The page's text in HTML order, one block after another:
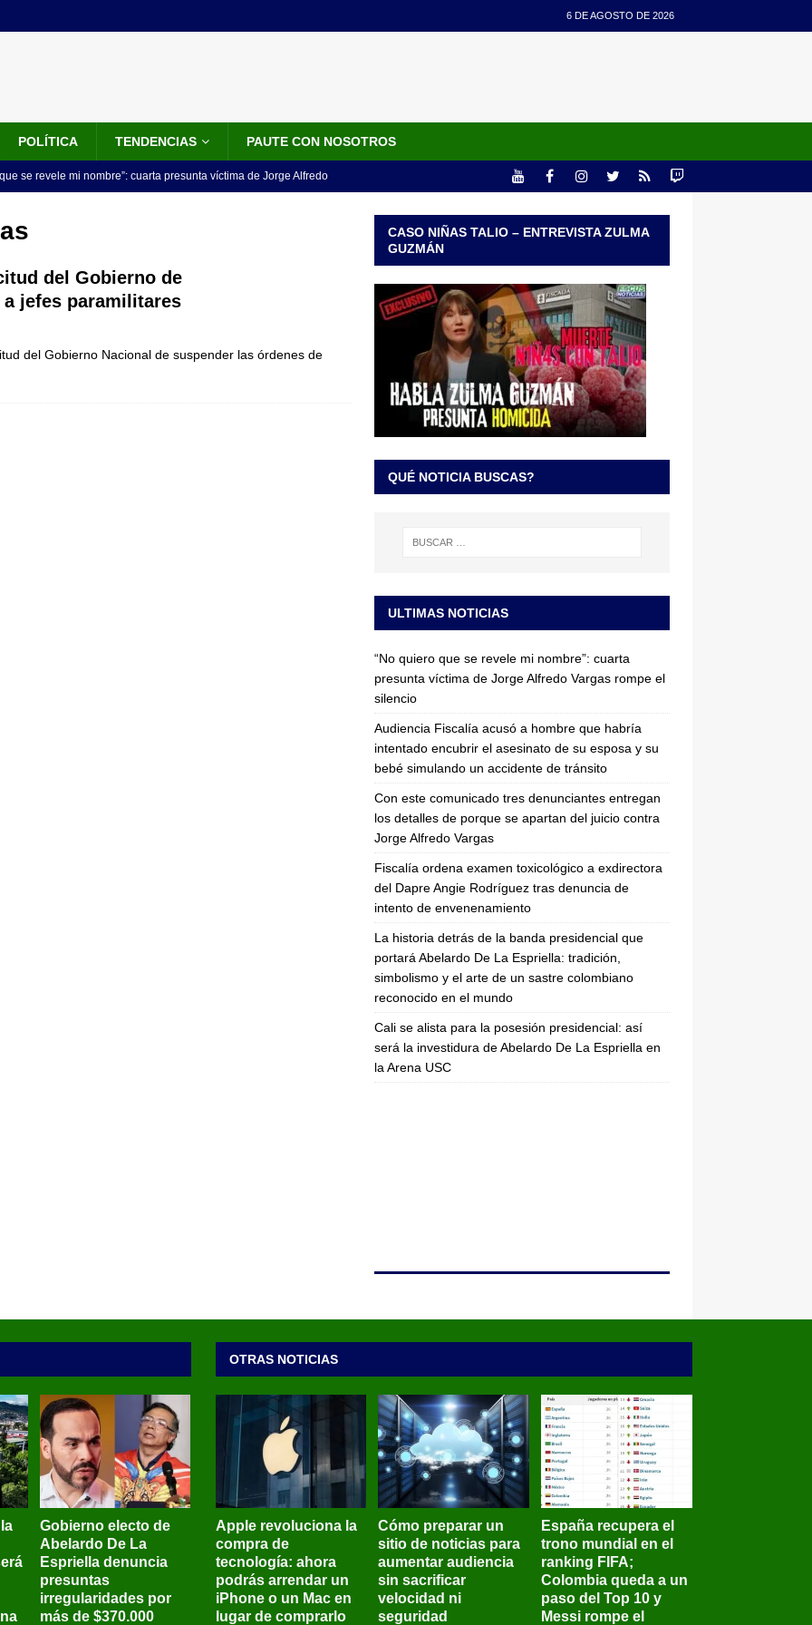
6 DE AGOSTO DE 2026
POLÍTICA TENDENCIAS PAUTE CON NOSOTROS
se revele mi nombre”: cuarta presunta víctima de Jorge Alfredo
acusó a hombre que habría intentado encubrir el asesinato
accidente de tránsito JUDICIALES
tres denunciantes entregan los detalles de porque se
Vargas
examen toxicológico a exdirectora del Dapre Angie Rodríguez
del Gobierno de
jefes paramilitares
del Gobierno Nacional de suspender las órdenes de
CASO NIÑAS TALIO – ENTREVISTA ZULMA
GUZMÁN
QUÉ NOTICIA BUSCAS?
ULTIMAS NOTICIAS
“No quiero que se revele mi nombre”: cuarta
presunta víctima de Jorge Alfredo Vargas rompe el
silencio
Audiencia Fiscalía acusó a hombre que habría
intentado encubrir el asesinato de su esposa y su
bebé simulando un accidente de tránsito
Con este comunicado tres denunciantes entregan
los detalles de porque se apartan del juicio contra
Jorge Alfredo Vargas
Fiscalía ordena examen toxicológico a exdirectora
del Dapre Angie Rodríguez tras denuncia de
intento de envenenamiento
La historia detrás de la banda presidencial que
portará Abelardo De La Espriella: tradición,
simbolismo y el arte de un sastre colombiano
reconocido en el mundo
Cali se alista para la posesión presidencial: así
será la investidura de Abelardo De La Espriella en
la Arena USC
Gobierno electo de
Abelardo De La
Espriella denuncia
presuntas
irregularidades por
más de $370.000
OTRAS NOTICIAS
Apple revoluciona la
compra de
tecnología: ahora
podrás arrendar un
iPhone o un Mac en
lugar de comprarlo
Cómo preparar un
sitio de noticias para
aumentar audiencia
sin sacrificar
velocidad ni
seguridad
España recupera el
trono mundial en el
ranking FIFA;
Colombia queda a un
paso del Top 10 y
Messi rompe el